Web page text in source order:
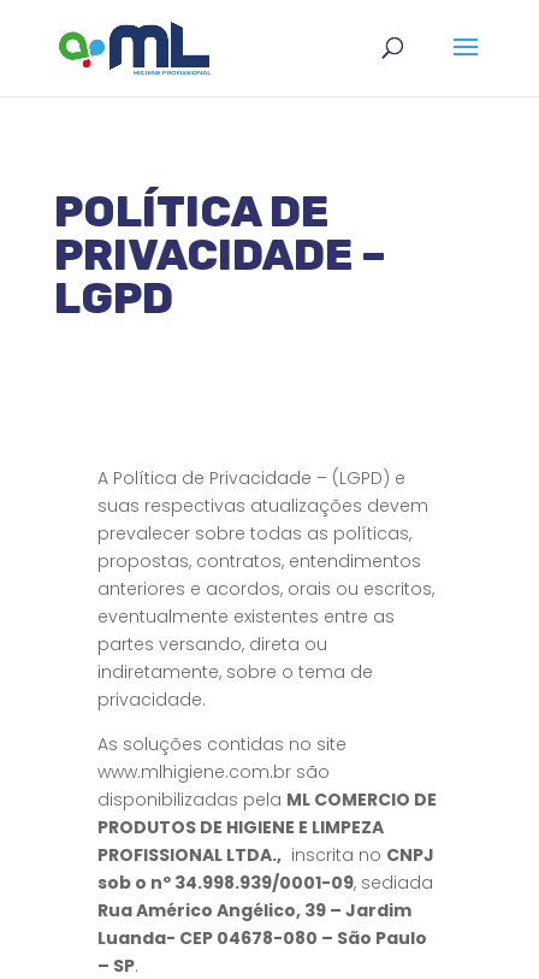
POLÍTICA DE
PRIVACIDADE –
LGPD
A Política de Privacidade – (LGPD) e
suas respectivas atualizações devem
prevalecer sobre todas as políticas,
propostas, contratos, entendimentos
anteriores e acordos, orais ou escritos,
eventualmente existentes entre as
partes versando, direta ou
indiretamente, sobre o tema de
privacidade.
As soluções contidas no site
www.mlhigiene.com.br são
disponibilizadas pela ML COMERCIO DE
PRODUTOS DE HIGIENE E LIMPEZA
PROFISSIONAL LTDA.,inscrita no CNPJ
sob o nº 34.998.939/0001-09, sediada
Rua Américo Angélico, 39 – Jardim
Luanda- CEP 04678-080 – São Paulo
– SP.